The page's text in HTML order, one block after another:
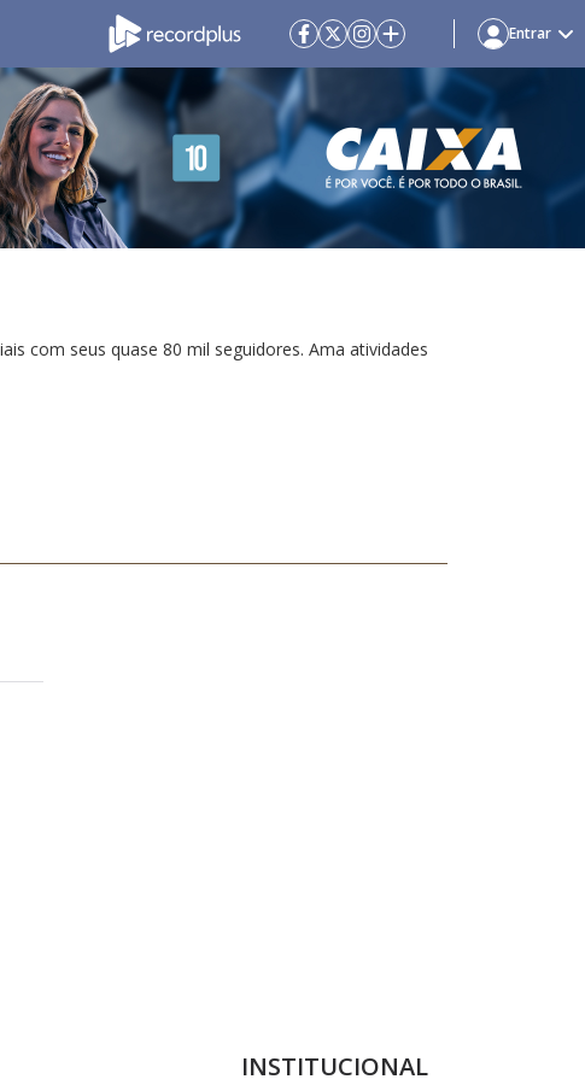
Entrar
com seus quase 80 mil seguidores. Ama atividades
INSTITUCIONAL